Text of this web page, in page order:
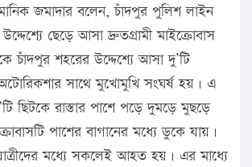
মানিক জমাদার বলেন, চাঁদপুর পুলিশ লাইন
উদ্দেশ্যে ছেড়ে আসা দ্রুতগ্রামী মাইক্রোবাস
চাঁদপুর শহরের উদ্দেশ্যে আসা দু’টি
সাথে মুখোমুখি সংঘর্ষ হয়। এ
ছিটকে রাস্তার পাশে পড়ে দুমড়ে মুছড়ে
পাশের বাগানের মধ্যে ডুকে যায়।
মধ্যে সকলেই আহত হয়। এর মাধ্যে